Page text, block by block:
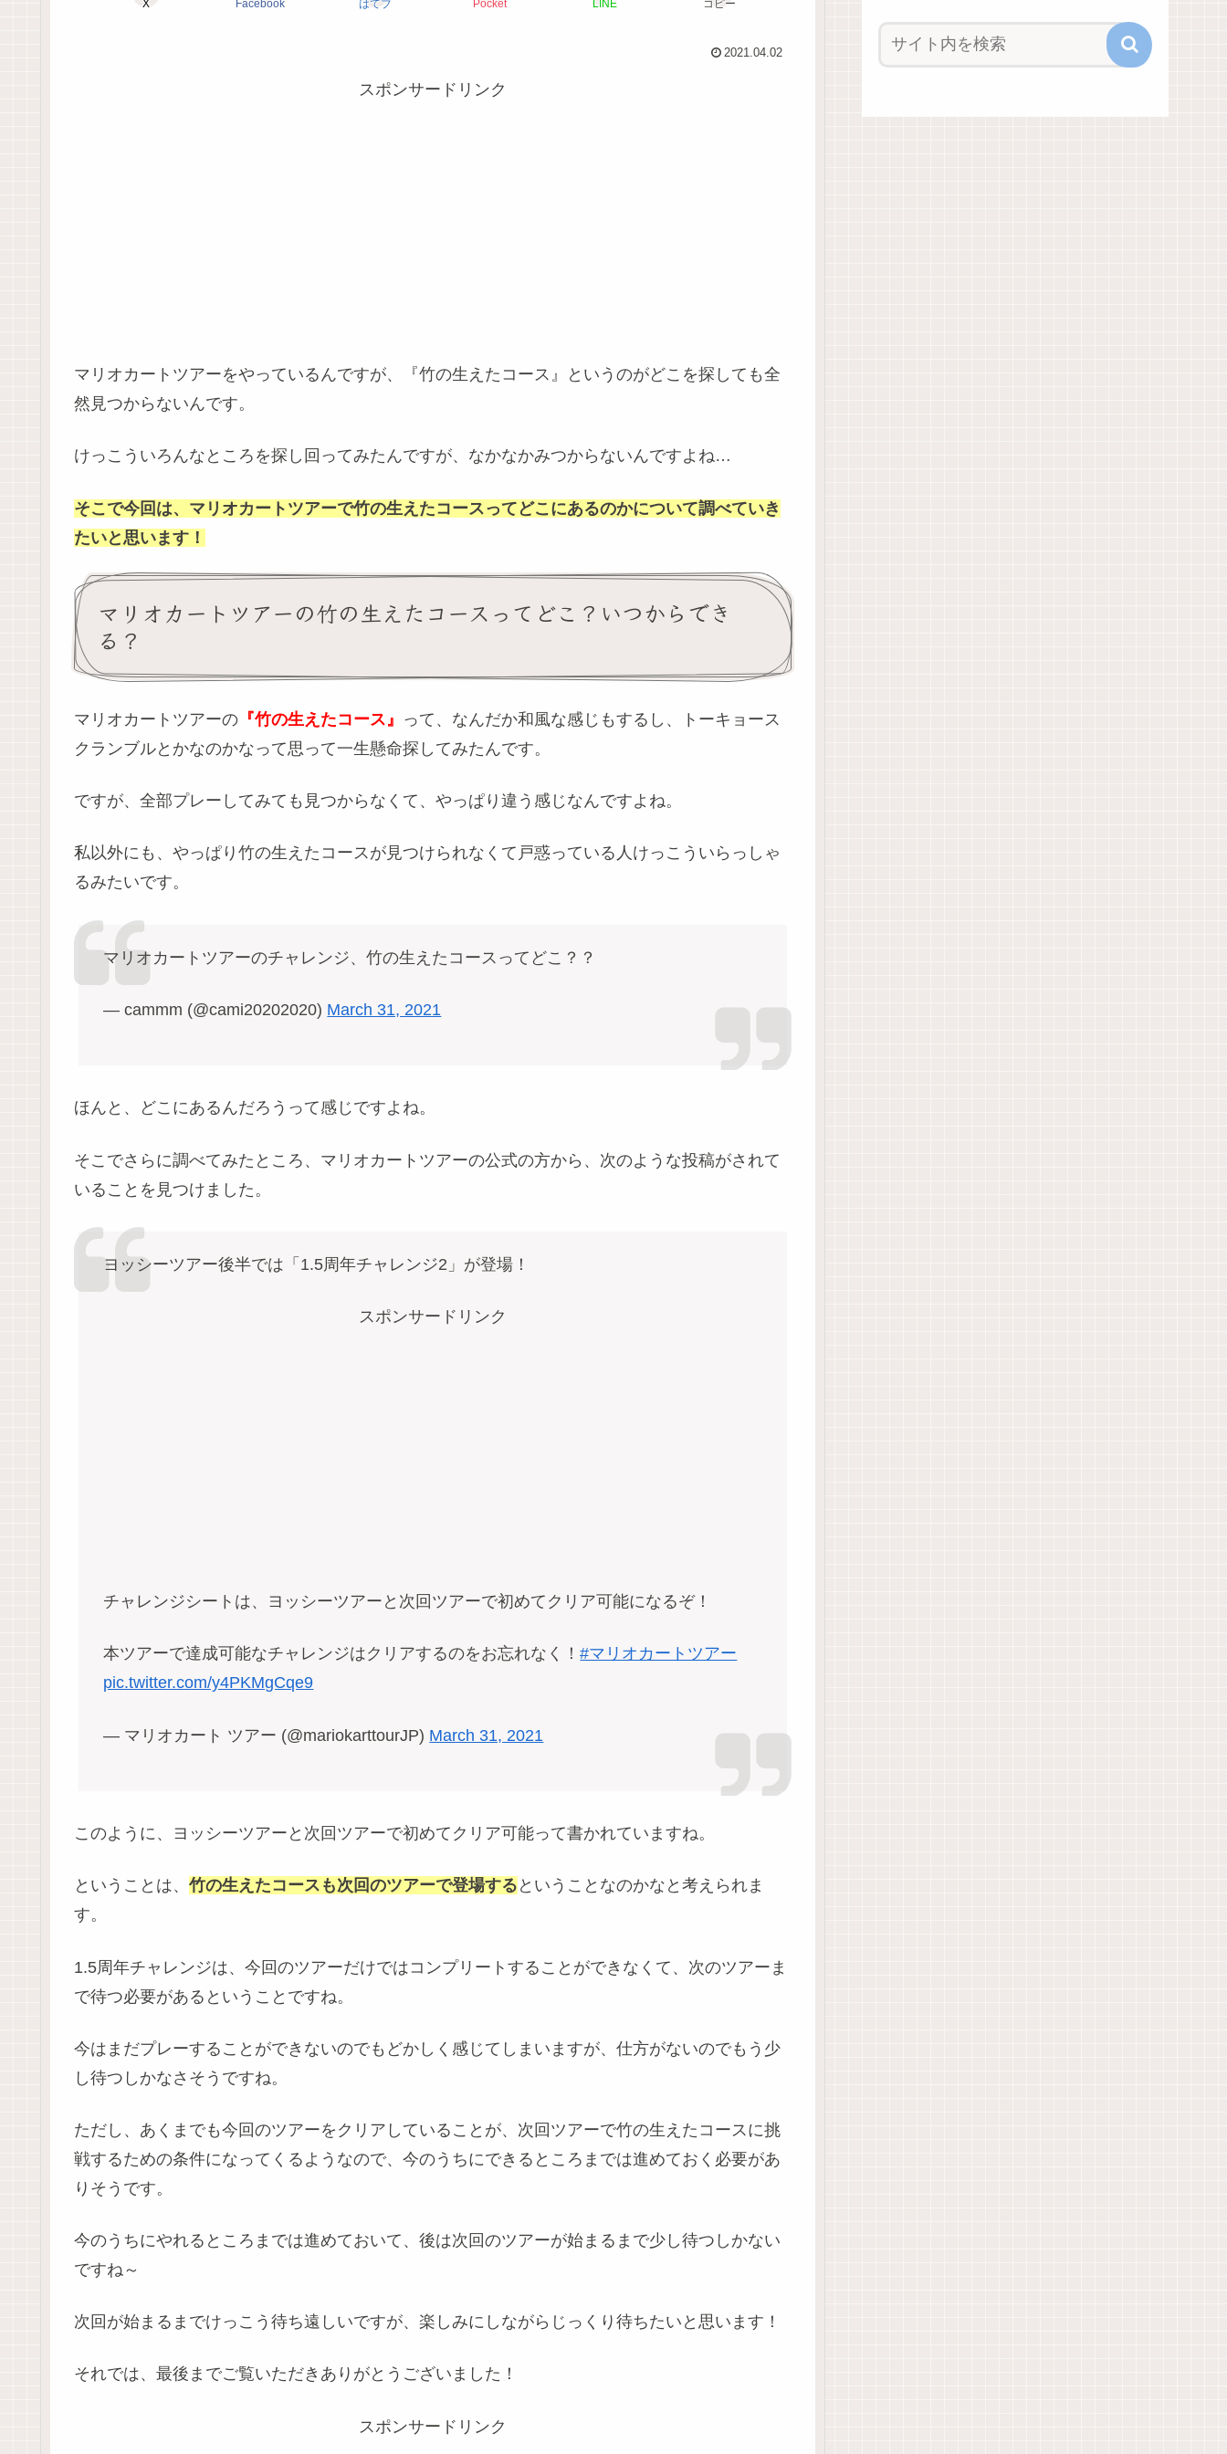
X Facebook はてブ Pocket LINE コピー
2021.04.02
スポンサードリンク
マリオカートツアーをやっているんですが、『竹の生えたコース』というのがどこを探しても全
然見つからないんです。
けっこういろんなところを探し回ってみたんですが、なかなかみつからないんですよね…
そこで今回は、マリオカートツアーで竹の生えたコースってどこにあるのかについて調べていき
たいと思います！
マリオカートツアーの竹の生えたコースってどこ？いつからでき
る？
マリオカートツアーの 『竹の生えたコース』 って、なんだか和風な感じもするし、トーキョース
クランブルとかなのかなって思って一生懸命探してみたんです。
ですが、全部プレーしてみても見つからなくて、やっぱり違う感じなんですよね。
私以外にも、やっぱり竹の生えたコースが見つけられなくて戸惑っている人けっこういらっしゃ
るみたいです。
マリオカートツアーのチャレンジ、竹の生えたコースってどこ？？
— cammm (@cami20202020) March 31, 2021
ほんと、どこにあるんだろうって感じですよね。
そこでさらに調べてみたところ、マリオカートツアーの公式の方から、次のような投稿がされて
いることを見つけました。
ヨッシーツアー後半では「1.5周年チャレンジ2」が登場！
スポンサードリンク
チャレンジシートは、ヨッシーツアーと次回ツアーで初めてクリア可能になるぞ！
本ツアーで達成可能なチャレンジはクリアするのをお忘れなく！#マリオカートツアー
pic.twitter.com/y4PKMgCqe9
— マリオカート ツアー (@mariokarttourJP) March 31, 2021
このように、ヨッシーツアーと次回ツアーで初めてクリア可能って書かれていますね。
ということは、 竹の生えたコースも次回のツアーで登場する ということなのかなと考えられま
す。
1.5周年チャレンジは、今回のツアーだけではコンプリートすることができなくて、次のツアーま
で待つ必要があるということですね。
今はまだプレーすることができないのでもどかしく感じてしまいますが、仕方がないのでもう少
し待つしかなさそうですね。
ただし、あくまでも今回のツアーをクリアしていることが、次回ツアーで竹の生えたコースに挑
戦するための条件になってくるようなので、今のうちにできるところまでは進めておく必要があ
りそうです。
今のうちにやれるところまでは進めておいて、後は次回のツアーが始まるまで少し待つしかない
ですね～
次回が始まるまでけっこう待ち遠しいですが、楽しみにしながらじっくり待ちたいと思います！
それでは、最後までご覧いただきありがとうございました！
スポンサードリンク